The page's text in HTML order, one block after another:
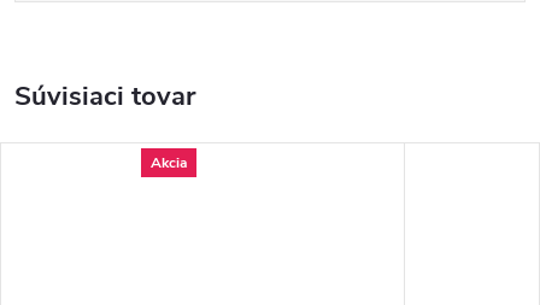
Súvisiaci tovar
Akcia